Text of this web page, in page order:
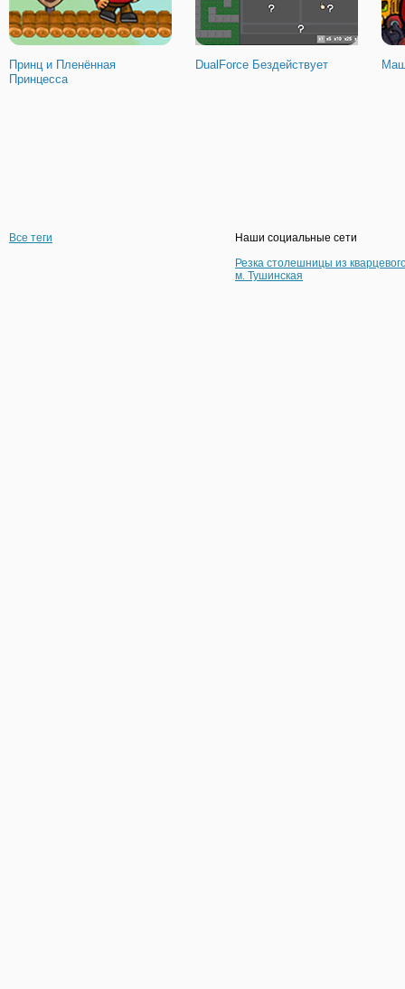
Принц и Пленённая
Принцесса
DualForce Бездействует
Все теги
Наши социальные сети
Резка столешницы из
м. Тушинская